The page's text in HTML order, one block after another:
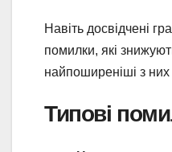
Навіть досвідчені
помилки, які
найпоширеніші з них
Типові